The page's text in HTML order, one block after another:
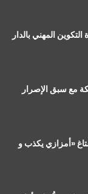
المهني بالدار
مع سبق الإصرار
«أمزازي يكذب و